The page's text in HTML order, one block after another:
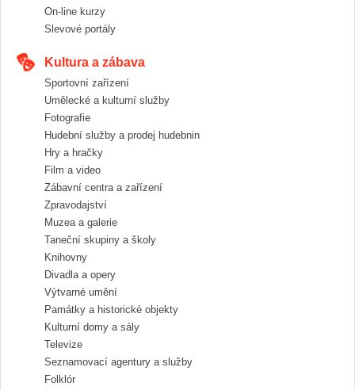
On-line kurzy
Slevové portály
Kultura a zábava
Sportovní zařízení
Umělecké a kulturní služby
Fotografie
Hudební služby a prodej hudebnin
Hry a hračky
Film a video
Zábavní centra a zařízení
Zpravodajství
Muzea a galerie
Taneční skupiny a školy
Knihovny
Divadla a opery
Výtvarné umění
Památky a historické objekty
Kulturní domy a sály
Televize
Seznamovací agentury a služby
Folklór